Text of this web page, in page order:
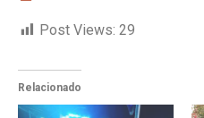
Post Views: 29
Relacionado